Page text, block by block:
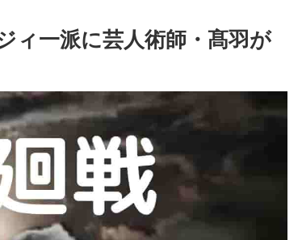
ィ一派に芸人術師・髙羽が